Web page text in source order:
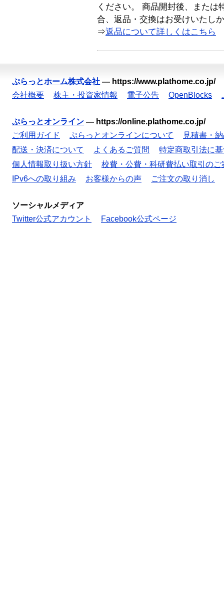
ください。 商品開封後、または
合、返品・交換はお受けいたし
⇒返品について詳しくはこちら
ぷらっとホーム株式会社 — https://www.plathome.co.jp/
会社概要
株主・投資家情報 電子公告 OpenBlocks
ぷらっとオンライン — https://online.plathome.co.jp/
ご利用ガイド
ぷらっとオンラインについて
見積書・
配送・決済について
よくあるご質問
特定商取引法に
個人情報取り扱い方針
校費・公費・科研費払い取引のご
IPv6への取り組み
お客様からの声 ご注文の取り消し
ソーシャルメディア
Twitter公式アカウント
Facebook公式ページ